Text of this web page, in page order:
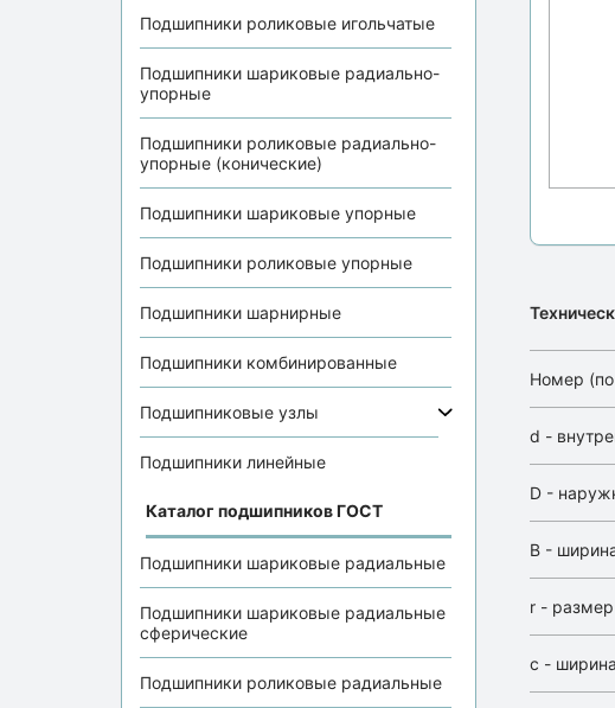
Подшипники роликовые игольчатые
Подшипники шариковые радиально-
упорные
Подшипники роликовые радиально-
упорные (конические)
Подшипники шариковые упорные
Подшипники роликовые упорные
Подшипники шарнирные
Подшипники комбинированные
Подшипниковые узлы
Подшипники линейные
Каталог подшипников ГОСТ
Подшипники шариковые радиальные
Подшипники шариковые радиальные
сферические
Подшипники роликовые радиальные
Номер
d -
D -
B -
r -
с -